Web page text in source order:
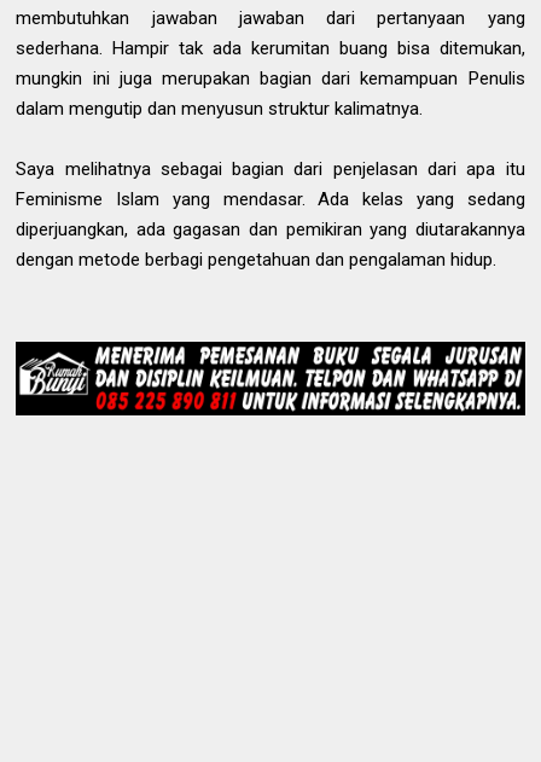
membutuhkan jawaban jawaban dari pertanyaan yang
sederhana. Hampir tak ada kerumitan buang bisa ditemukan,
mungkin ini juga merupakan bagian dari kemampuan Penulis
dalam mengutip dan menyusun struktur kalimatnya.
Saya melihatnya sebagai bagian dari penjelasan dari apa itu
Feminisme Islam yang mendasar. Ada kelas yang sedang
diperjuangkan, ada gagasan dan pemikiran yang diutarakannya
dengan metode berbagi pengetahuan dan pengalaman hidup.